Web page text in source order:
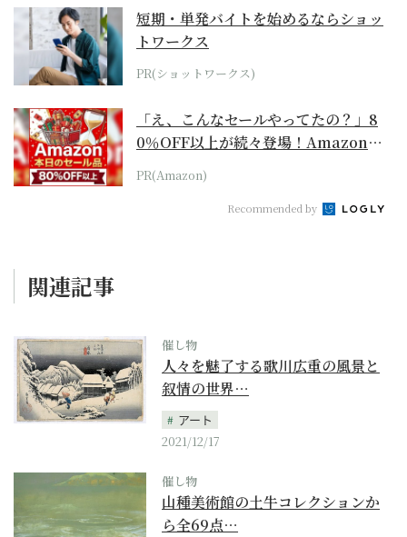
短期・単発バイトを始めるならショッ
トワークス
PR(ショットワークス)
「え、こんなセールやってたの？」8
0％OFF以上が続々登場！Amazonの
本気が...
PR(Amazon)
Recommended by
関連記事
催し物
人々を魅了する歌川広重の風景と
叙情の世界…
アート
2021/12/17
催し物
山種美術館の土牛コレクションか
ら全69点…